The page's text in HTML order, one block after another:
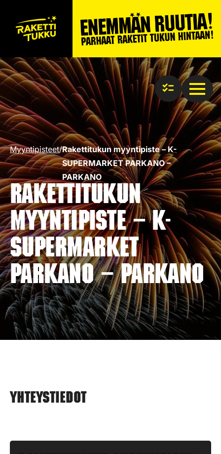
Myyntipisteet/Rakettitukun myyntipiste – K-
SUPERMARKET PARKANO –
PARKANO
Rakettitukun
myyntipiste – K-
SUPERMARKET
PARKANO – PARKANO
Yhteystiedot